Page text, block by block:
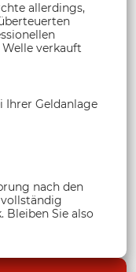
allerdings,
verkauft
Ihrer Geldanlage
nach den
Sie also